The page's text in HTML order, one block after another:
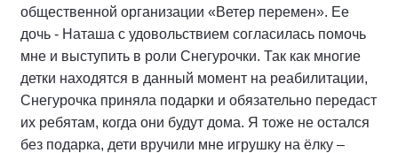
общественной организации «Ветер перемен». Ее
дочь - Наташа с удовольствием согласилась помочь
мне и выступить в роли Снегурочки. Так как многие
детки находятся в данный момент на реабилитации,
Снегурочка приняла подарки и обязательно передаст
их ребятам, когда они будут дома. Я тоже не остался
без подарка, дети вручили мне игрушку на ёлку –